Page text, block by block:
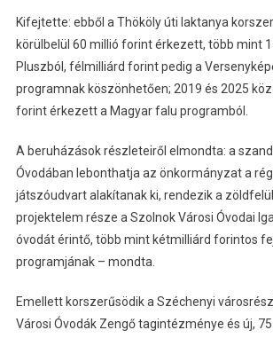
Kifejtette: ebből a Thököly úti laktanya
körülbelül 60 millió forint érkezett, több mint
Pluszból, félmilliárd forint pedig a
programnak köszönhetően; 2019 és 2025
forint érkezett a Magyar falu programból.
A beruházások részleteiről elmondta: a
Óvodában lebonthatja az önkormányzat a
játszóudvart alakítanak ki, rendezik a
projektelem része a Szolnok Városi Óvodai
óvodát érintő, több mint kétmilliárd forintos
programjának – mondta.
Emellett korszerűsödik a Széchenyi
Városi Óvodák Zengő tagintézménye és új,